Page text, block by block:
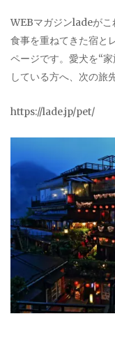
WEBマガジンladeがこ
食事を重ねてきた宿と
ページです。愛犬を“
している方へ、次の旅
https://lade.jp/pet/